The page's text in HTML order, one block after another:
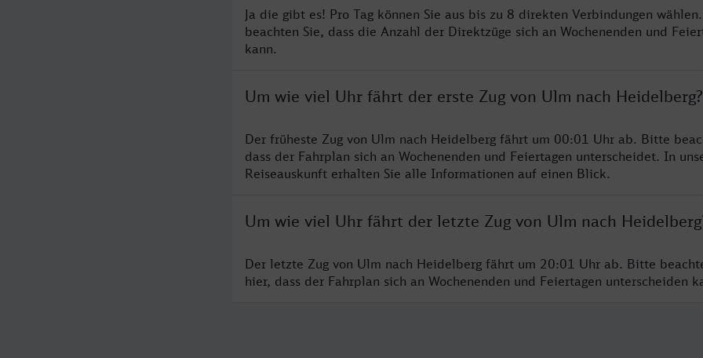
Ja die gibt es! Pro Tag können Sie aus bis zu 8 direkten Verbindungen
beachten Sie, dass die Anzahl der Direktzüge sich an Wochenenden und
kann.
Um wie viel Uhr fährt der erste Zug von Ulm nach Heidelberg?
Der früheste Zug von Ulm nach Heidelberg fährt um 00:01 Uhr ab. Bitte
dass der Fahrplan sich an Wochenenden und Feiertagen unterscheidet. In
Reiseauskunft erhalten Sie alle Informationen auf einen Blick.
Um wie viel Uhr fährt der letzte Zug von Ulm nach
Der letzte Zug von Ulm nach Heidelberg fährt um 20:01 Uhr ab. Bitte
hier, dass der Fahrplan sich an Wochenenden und Feiertagen unterscheiden